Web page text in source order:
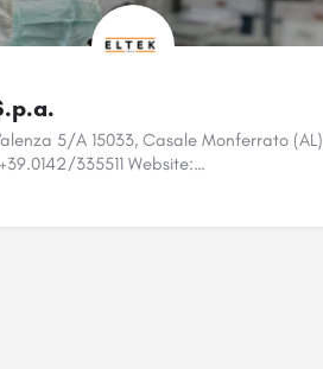
5/A 15033, Casale Monferrato (AL)
335511 Website:…